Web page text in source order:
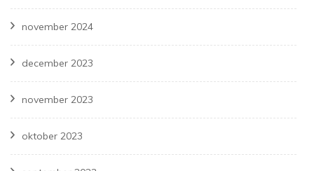
november 2024
december 2023
november 2023
oktober 2023